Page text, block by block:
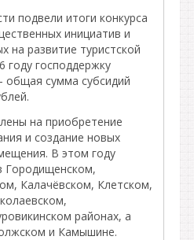
подвели итоги конкурса
инициатив и
на развитие туристской
году господдержку
общая сумма субсидий
на приобретение
и создание новых
В этом году
Городищенском,
Калачёвском, Клетском,
районах, а
и Камышине.